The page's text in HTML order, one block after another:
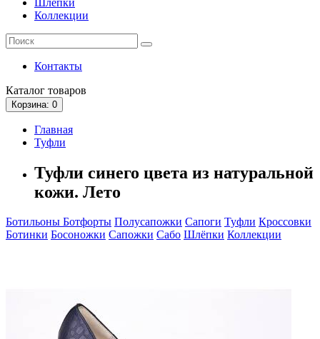
Коллекции
Контакты
Каталог товаров
Корзина: 0
Главная
Туфли
Туфли синего цвета из натуральной
кожи. Лето
Ботильоны Ботфорты Полусапожки Сапоги Туфли Кроссовки
Ботинки Босоножки Сапожки Сабо Шлёпки Коллекции